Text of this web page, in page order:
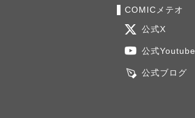
COMICメテオ
公式X
公式Youtube
公式ブログ